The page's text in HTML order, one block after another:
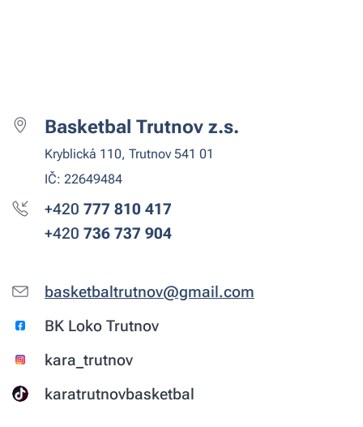
Basketbal Trutnov z.s.
Kryblická 110, Trutnov 541 01
IČ: 22649484
+420 777 810 417
+420 736 737 904
basketbaltrutnov@gmail.com
BK Loko Trutnov
kara_trutnov
karatrutnovbasketbal